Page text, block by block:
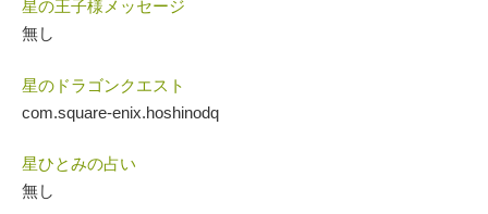
星の王子様メッセージ
無し
星のドラゴンクエスト
com.square-enix.hoshinodq
星ひとみの占い
無し